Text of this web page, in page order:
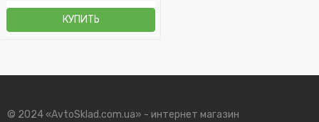
КУПИТЬ
© 2024 «AvtoSklad.com.ua» - интернет магазин